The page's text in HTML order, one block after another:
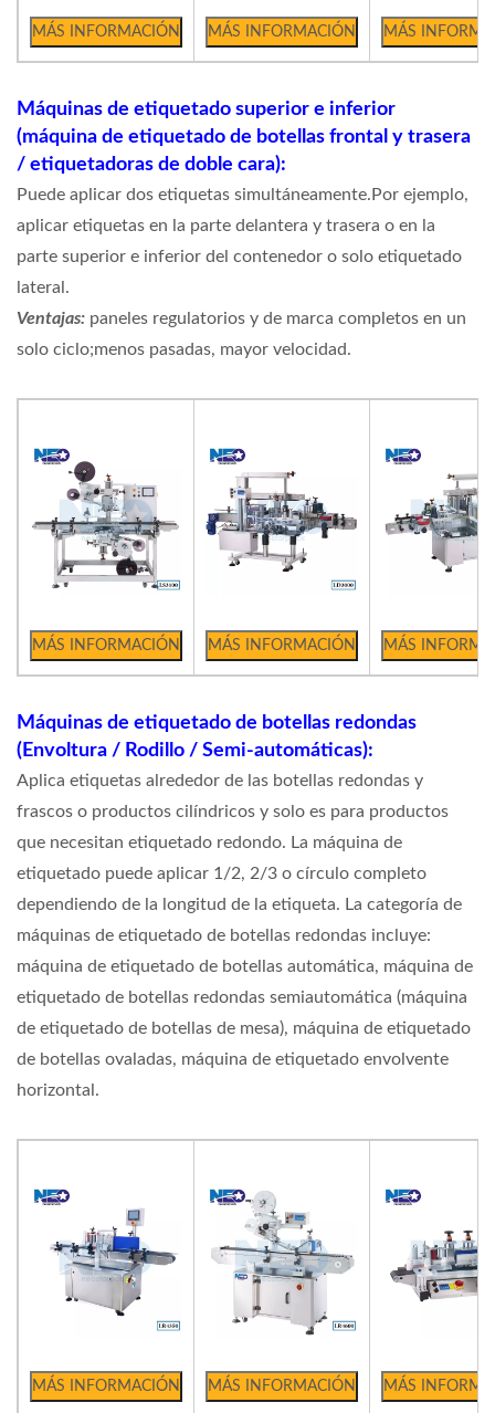
Máquinas de etiquetado superior e inferior
(máquina de etiquetado de botellas frontal y trasera
/ etiquetadoras de doble cara):
Puede aplicar dos etiquetas simultáneamente.Por ejemplo,
aplicar etiquetas en la parte delantera y trasera o en la
parte superior e inferior del contenedor o solo etiquetado
lateral.
Ventajas: paneles regulatorios y de marca completos en un
solo ciclo;menos pasadas, mayor velocidad.
Máquinas de etiquetado de botellas redondas
(Envoltura / Rodillo / Semi-automáticas):
Aplica etiquetas alrededor de las botellas redondas y
frascos o productos cilíndricos y solo es para productos
que necesitan etiquetado redondo. La máquina de
etiquetado puede aplicar 1/2, 2/3 o círculo completo
dependiendo de la longitud de la etiqueta. La categoría de
máquinas de etiquetado de botellas redondas incluye:
máquina de etiquetado de botellas automática, máquina de
etiquetado de botellas redondas semiautomática (máquina
de etiquetado de botellas de mesa), máquina de etiquetado
de botellas ovaladas, máquina de etiquetado envolvente
horizontal.